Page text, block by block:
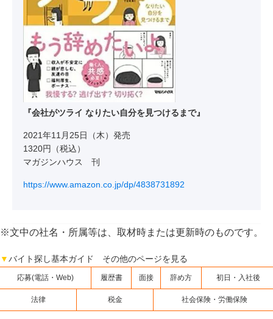
『会社がツライ なりたい自分を見つけるまで』
2021年11月25日（木）発売
1320円（税込）
マガジンハウス 刊
https://www.amazon.co.jp/dp/4838731892
※文中の社名・所属等は、取材時または更新時のものです。
▼バイト探し基本ガイド その他のページを見る
応募(電話・Web) 履歴書 面接 辞め方 初日・入社後
法律 税金 社会保険・労働保険